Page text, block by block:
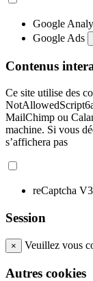
Google
Google Ads
Contenus
Ce site utilise des
MailChimp ou
machine. Si vous
s’affichera pas
reCaptcha V3
Session
× Veuillez vous
Autres cookies